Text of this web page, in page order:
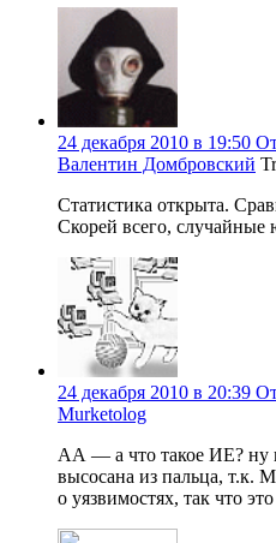
24 декабря 2010 в 19:50
Валентин Домбровский
Статистика открыта.
Скорей всего, случайные
24 декабря 2010 в 20:39
Murketolog
АА — а что такое ИЕ? ну
высосана из пальца, т.к.
о уязвимостях, так что